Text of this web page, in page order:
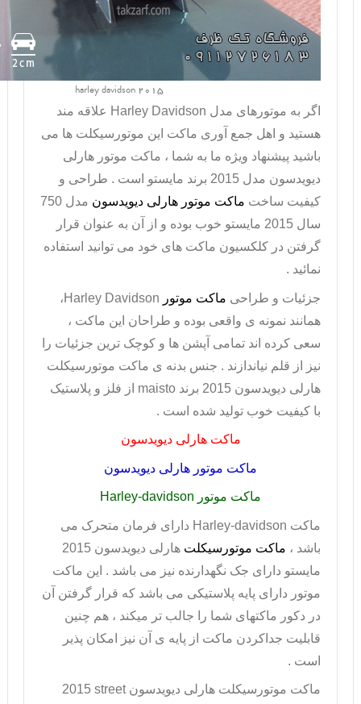
harley davidson 2015
اگر به موتورهای مدل Harley Davidson علاقه مند
هستید و اهل جمع آوری ماکت این موتورسیکلت ها می
باشید پیشنهاد ویژه ما به شما ، ماکت موتور هارلی
دیویدسون مدل 2015 برند مایستو است . طراحی و
کیفیت ساخت ماکت موتور هارلی دیویدسون
مدل 750
سال 2015 مایستو خوب بوده و از آن به عنوان قرار
گرفتن در کلکسیون ماکت های خود می توانید استفاده
نمائید .
جزئیات و طراحی ماکت موتور Harley Davidson،
همانند نمونه ی واقعی بوده و طراحان این ماکت ،
سعی کرده اند تمامی آپشن ها و کوچک ترین جزئیات را
نیز از قلم نیاندازند . جنس بدنه ی ماکت موتورسیکلت
هارلی دیویدسون 2015 برند
maisto از فلز و پلاستیک
با کیفیت خوب تولید شده است .
ماکت هارلی دیویدسون
ماکت موتور هارلی دیویدسون
ماکت موتور Harley-davidson
ماکت Harley-davidson دارای فرمان متحرک می
باشد ، ماکت موتورسیکلت
هارلی دیویدسون 2015
مایستو دارای جک نگهدارنده نیز می باشد . این ماکت
موتور دارای پایه پلاستیکی می باشد که قرار گرفتن آن
در دکور ماکتهای شما را جالب تر میکند ، هم چنین
قابلیت جداکردن ماکت از پایه ی آن نیز امکان پذیر
است .
ماکت موتورسیکلت هارلی دیویدسون2015 street